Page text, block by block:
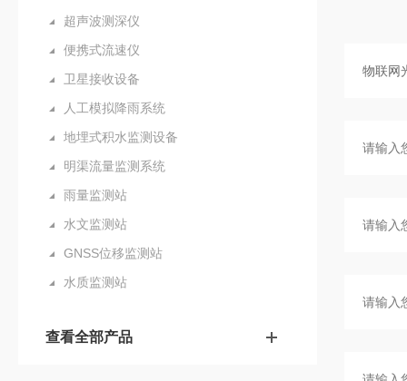
超声波测深仪
便携式流速仪
卫星接收设备
人工模拟降雨系统
地埋式积水监测设备
明渠流量监测系统
雨量监测站
水文监测站
GNSS位移监测站
水质监测站
查看全部产品